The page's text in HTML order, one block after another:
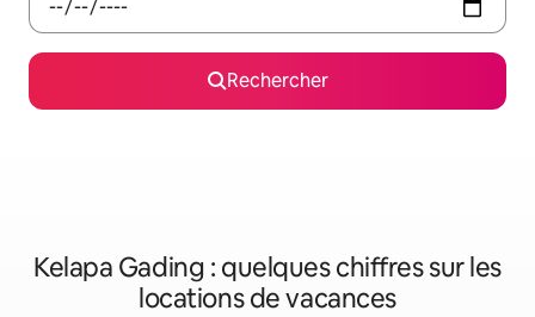
Rechercher
Kelapa Gading : quelques chiffres sur les
locations de vacances